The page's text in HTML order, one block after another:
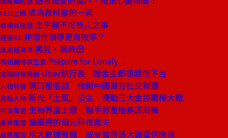
CEO上線 成為教科書的一頁
商場自慢塾 生平無不可告人之事
經營4.0 非理性領導更有效率？
風尚經濟學 再見，葉啟田
瑪格麗特談生意 Prepare for Lonely
金融時報精選 Uber執行長 連金主都想趕他下台
人物特寫 滿口粗俗話 他創中國最夯社交軟體
焦點人物 新光「土虱」公主 攪動三大金控職棒大戰
科技風雲 生物界富士康 聯手郭董搶基因商機
產業風雲 偏鄉裡的億元科技農夫
產業風雲 用大數據養雞 成麥當勞最大雞蛋供應商